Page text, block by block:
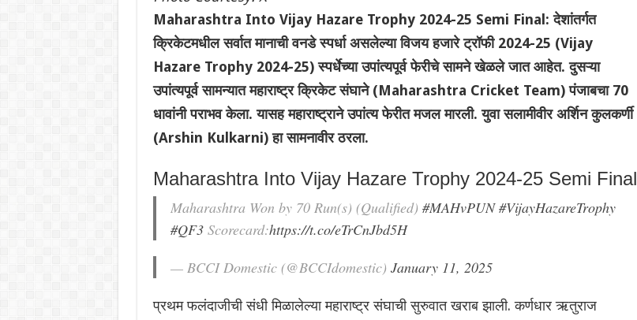
Maharashtra Into Vijay Hazare Trophy 2024-25 Semi Final: देशांतर्गत
क्रिकेटमधील सर्वात मानाची वनडे स्पर्धा असलेल्या विजय हजारे ट्रॉफी 2024-25 (Vijay
Hazare Trophy 2024-25) स्पर्धेच्या उपांत्यपूर्व फेरीचे सामने खेळले जात आहेत. दुसऱ्या
उपांत्यपूर्व सामन्यात महाराष्ट्र क्रिकेट संघाने (Maharashtra Cricket Team) पंजाबचा 70
धावांनी पराभव केला. यासह महाराष्ट्राने उपांत्य फेरीत मजल मारली. युवा सलामीवीर अर्शिन कुलकर्णी
(Arshin Kulkarni) हा सामनावीर ठरला.
Maharashtra Into Vijay Hazare Trophy 2024-25 Semi Final
Maharashtra Won by 70 Run(s) (Qualified) #MAHvPUN #VijayHazareTrophy
#QF3Scorecard:https://t.co/eTrCnJbd5H
— BCCI Domestic (@BCCIdomestic) January 11, 2025
प्रथम फलंदाजीची संधी मिळालेल्या महाराष्ट्र संघाची सुरुवात खराब झाली. कर्णधार ऋतुराज